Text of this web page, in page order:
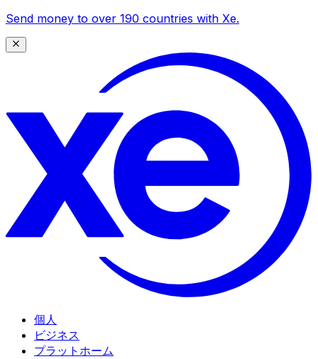
Send money to over 190 countries with Xe.
個人
ビジネス
プラットホーム